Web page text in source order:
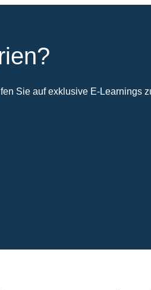
Sie auf exklusive E-Learnings